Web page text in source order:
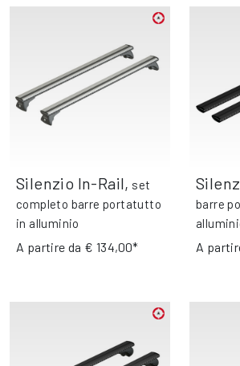
Silenzio In-Rail, set
completo barre portatutto
in alluminio
A partire da € 134,00*
barre
A